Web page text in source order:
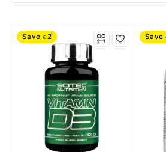
Save € 2 Save